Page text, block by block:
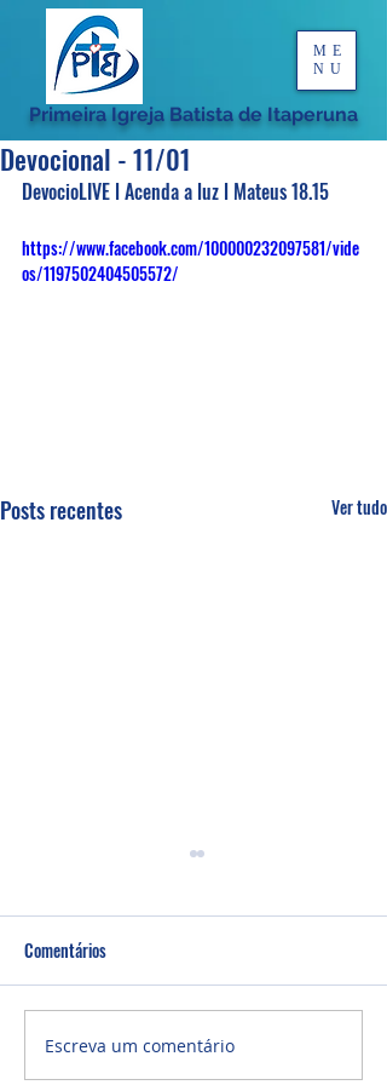
Primeira Igreja Batista de Itaperuna
ME
NU
Devocional - 11/01
DevocioLIVE l Acenda a luz l Mateus 18.15
https://www.facebook.com/100000232097581/vide
os/1197502404505572/
Posts recentes Ver tudo
Comentários
Escreva um comentário